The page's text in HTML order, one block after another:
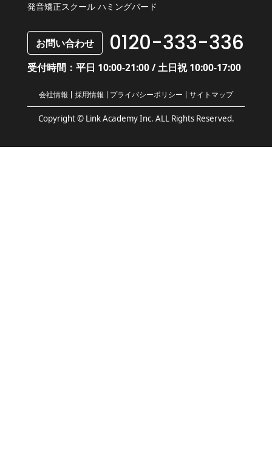
発音矯正スクール ハミングバード
お問い合わせ 0120-333-336
受付時間：平日 10:00-21:00 / 土日祝 10:00-17:00
Copyright © Link Academy Inc. ALL Rights Reserved.
会社情報 採用情報 プライバシーポリシー サイトマップ